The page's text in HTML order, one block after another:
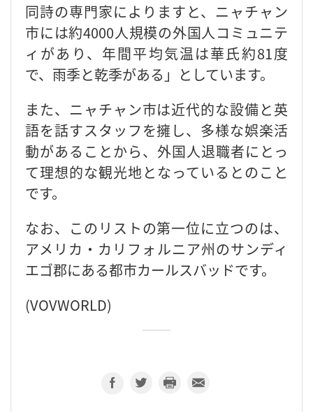
同詩の専門家によりますと、ニャチャン
市には約4000人規模の外国人コミュニテ
ィがあり、年間平均気温は華氏約81度
で、雨季と乾季がある」としています。
また、ニャチャン市は近代的な設備と英
語を話すスタッフを擁し、多様な娯楽活
動があることから、外国人退職者にとっ
て理想的な観光地となっているとのこと
です。
なお、このリストの第一位に立つのは、
アメリカ・カリフォルニア州のサンディ
エゴ郡にある都市カールスバッドです。
(VOVWORLD)